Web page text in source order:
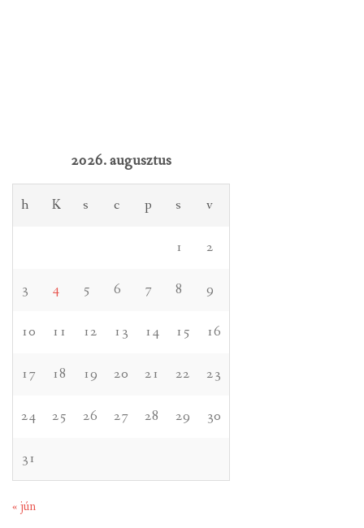
2026. augusztus
h K s c p s v
1 2
3 4 5 6 7 8 9
10 11 12 13 14 15 16
17 18 19 20 21 22 23
24 25 26 27 28 29 30
31
« jún